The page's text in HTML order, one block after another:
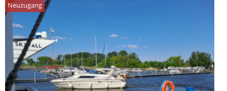
Services
Bootszubehör
Gestohlene
Boote
Sachverständige
Neuzugang